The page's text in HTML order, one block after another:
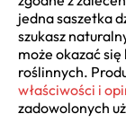
jedna saszetka
szukasz
może okazać
roślinnych.
właściwości i
zadowolonych